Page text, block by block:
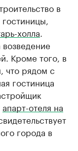
в
холла
Кроме того, в
что рядом с
гостиница
апарт-отеля на
города в